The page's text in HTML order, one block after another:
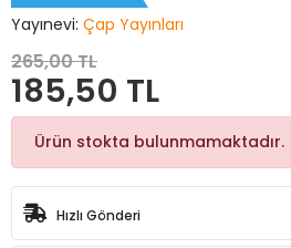
Yayınevi: Çap Yayınları
265,00 TL
185,50 TL
Ürün stokta bulunmamaktadır.
Hızlı Gönderi